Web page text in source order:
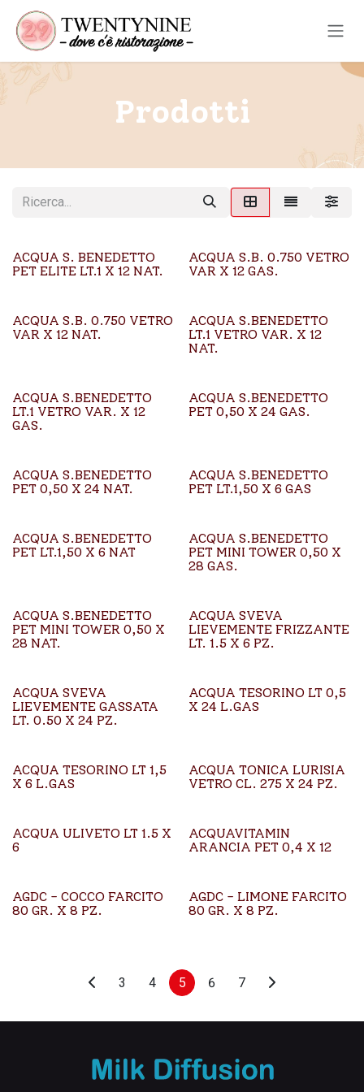
Passa al contenuto
Prodotti
ACQUA S. BENEDETTO
PET ELITE LT.1 X 12 NAT.
ACQUA S.B. 0.750 VETRO
VAR X 12 GAS.
ACQUA S.B. 0.750 VETRO
VAR X 12 NAT.
ACQUA S.BENEDETTO
LT.1 VETRO VAR. X 12
NAT.
ACQUA S.BENEDETTO
LT.1 VETRO VAR. X 12
GAS.
ACQUA S.BENEDETTO
PET 0,50 X 24 GAS.
ACQUA S.BENEDETTO
PET 0,50 X 24 NAT.
ACQUA S.BENEDETTO
PET LT.1,50 X 6 GAS
ACQUA S.BENEDETTO
PET LT.1,50 X 6 NAT
ACQUA S.BENEDETTO
PET MINI TOWER 0,50 X
28 GAS.
ACQUA S.BENEDETTO
PET MINI TOWER 0,50 X
28 NAT.
ACQUA SVEVA
LIEVEMENTE FRIZZANTE
LT. 1.5 X 6 PZ.
ACQUA SVEVA
LIEVEMENTE GASSATA
LT. 0.50 X 24 PZ.
ACQUA TESORINO LT 0,5
X 24 L.GAS
ACQUA TESORINO LT 1,5
X 6 L.GAS
ACQUA TONICA LURISIA
VETRO CL. 275 X 24 PZ.
ACQUA ULIVETO LT 1.5 X
6
ACQUAVITAMIN
ARANCIA PET 0,4 X 12
AGDC - COCCO FARCITO
80 GR. X 8 PZ.
AGDC - LIMONE FARCITO
80 GR. X 8 PZ.
3 4 5 6 7